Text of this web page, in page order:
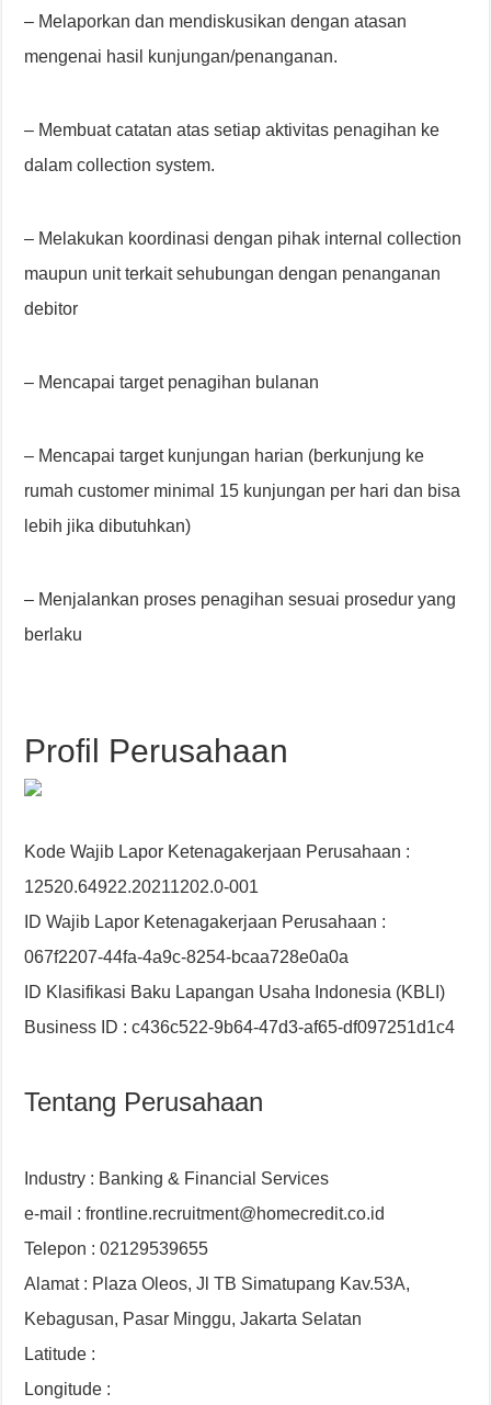
– Melaporkan dan mendiskusikan dengan atasan
mengenai hasil kunjungan/penanganan.
– Membuat catatan atas setiap aktivitas penagihan ke
dalam collection system.
– Melakukan koordinasi dengan pihak internal collection
maupun unit terkait sehubungan dengan penanganan
debitor
– Mencapai target penagihan bulanan
– Mencapai target kunjungan harian (berkunjung ke
rumah customer minimal 15 kunjungan per hari dan bisa
lebih jika dibutuhkan)
– Menjalankan proses penagihan sesuai prosedur yang
berlaku
Profil Perusahaan
Kode Wajib Lapor Ketenagakerjaan Perusahaan :
12520.64922.20211202.0-001
ID Wajib Lapor Ketenagakerjaan Perusahaan :
067f2207-44fa-4a9c-8254-bcaa728e0a0a
ID Klasifikasi Baku Lapangan Usaha Indonesia (KBLI)
Business ID : c436c522-9b64-47d3-af65-df097251d1c4
Tentang Perusahaan
Industry : Banking & Financial Services
e-mail : frontline.recruitment@homecredit.co.id
Telepon : 02129539655
Alamat : Plaza Oleos, Jl TB Simatupang Kav.53A,
Kebagusan, Pasar Minggu, Jakarta Selatan
Latitude :
Longitude :